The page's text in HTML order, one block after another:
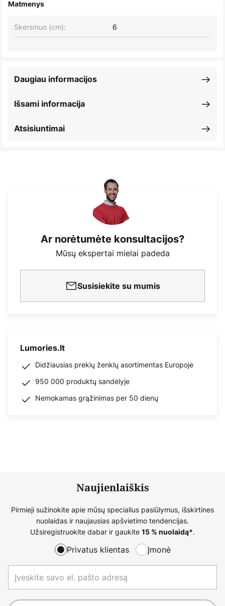
Matmenys
Skersmuo (cm): 6
Išsami informacija
Daugiau informacijos
Atsisiuntimai
Ar norėtumėte konsultacijos?
Mūsų ekspertai mielai padeda
Susisiekite su mumis
Lumories.lt
Didžiausias prekių ženklų asortimentas Europoje
950 000 produktų sandėlyje
Nemokamas grąžinimas per 50 dienų
Naujienlaiškis
Pirmieji sužinokite apie mūsų specialius pasiūlymus, išskirtines
nuolaidas ir naujausias apšvietimo tendencijas.
Užsiregistruokite dabar ir gaukite 15 % nuolaidą*.
Privatus klientas Įmonė